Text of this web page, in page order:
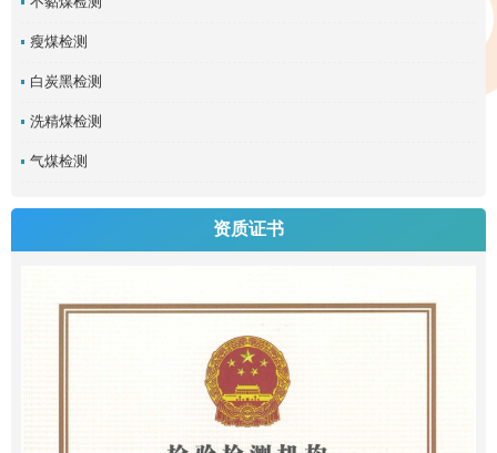
瘦煤检测
白炭黑检测
洗精煤检测
气煤检测
资质证书